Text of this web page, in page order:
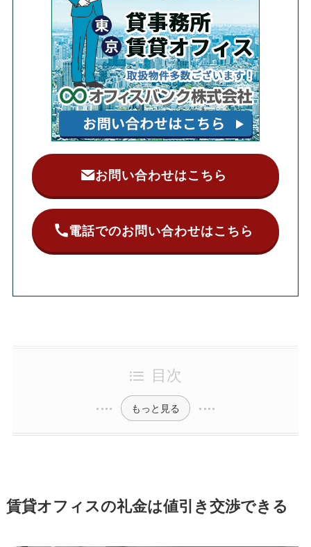
お問い合わせはこちら
電話でのお問い合わせはこちら
目次
もっと見る
賃貸オフィスの礼金は値引き交渉できる